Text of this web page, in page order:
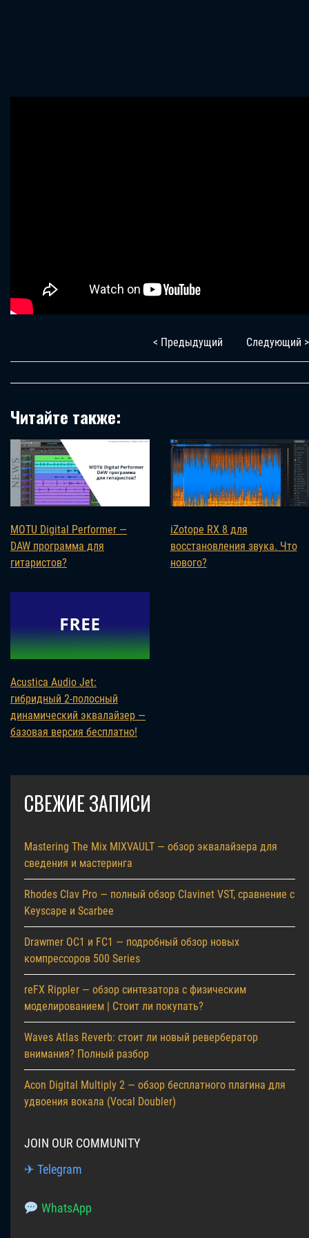
< Предыдущий Следующий >
Читайте также:
MOTU Digital Performer —
DAW программа для
гитаристов?
iZotope RX 8 для
восстановления звука. Что
нового?
Acustica Audio Jet:
гибридный 2-полосный
динамический эквалайзер —
базовая версия бесплатно!
СВЕЖИЕ ЗАПИСИ
Mastering The Mix MIXVAULT — обзор эквалайзера для
сведения и мастеринга
Rhodes Clav Pro — полный обзор Clavinet VST, сравнение с
Keyscape и Scarbee
Drawmer OC1 и FC1 — подробный обзор новых
компрессоров 500 Series
reFX Rippler — обзор синтезатора с физическим
моделированием | Стоит ли покупать?
Waves Atlas Reverb: стоит ли новый ревербератор
внимания? Полный разбор
Acon Digital Multiply 2 — обзор бесплатного плагина для
удвоения вокала (Vocal Doubler)
JOIN OUR COMMUNITY
✈ Telegram
WhatsApp